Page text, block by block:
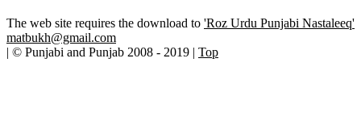
The web site requires the download to 'Roz Urdu Punjabi Nastaleeq'
matbukh@gmail.com
| © Punjabi and Punjab 2008 - 2019 | Top